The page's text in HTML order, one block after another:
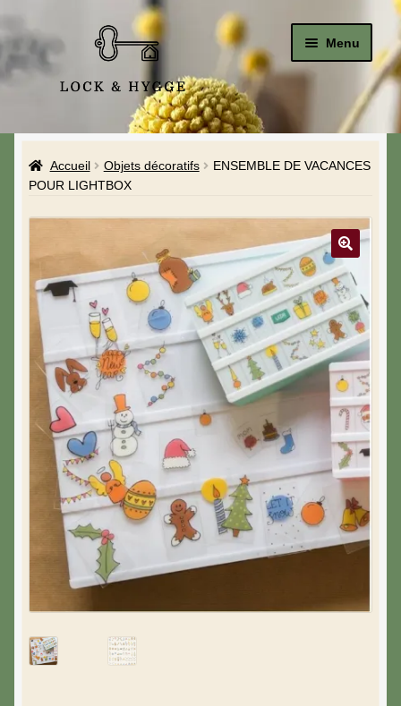
Menu
Le Studio
La Boutique
A propos de moi
Mon compte
Blog & Hygge
Accueil Objets décoratifs
ENSEMBLE DE VACANCES
POUR LIGHTBOX